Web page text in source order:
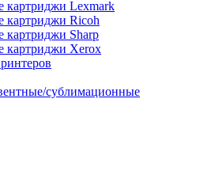
картриджи Lexmark
картриджи Ricoh
картриджи Sharp
картриджи Xerox
сублимационные